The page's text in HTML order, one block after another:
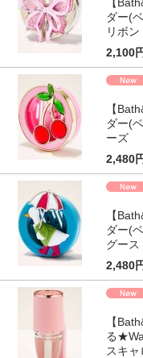
ダー(
リボン
2,100
【
ダー(
ーズ
2,480
【
ダー(
グース
2,480
【
る
スキ